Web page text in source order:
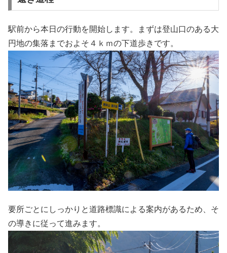
駅前から本日の行動を開始します。まずは登山口のある大
円地の集落までおよそ４ｋｍの下道歩きです。
要所ごとにしっかりと道路標識による案内があるため、そ
の導きに従って進みます。